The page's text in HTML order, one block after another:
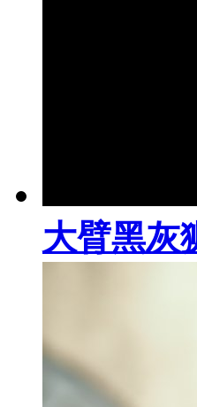
大臂黑灰